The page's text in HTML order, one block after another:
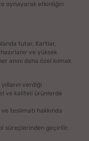
oynayarak etkinliğin
tutar. Kartlar,
ve yüksek
anını daha özel kılmak
verdiği
ve kaliteli ürünlerde
teslimatı hakkında
süreçlerinden geçirilir,